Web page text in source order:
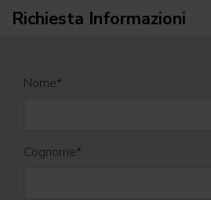
Richiesta Informazioni
Nome*
Cognome*